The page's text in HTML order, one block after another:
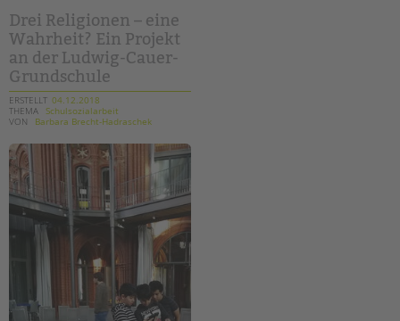
Hinweisgebersystem
Intranet
kinderschutz“
Drei Religionen – eine
Wahrheit? Ein Projekt
an der Ludwig-Cauer-
Grundschule
ERSTELLT 04.12.2018
THEMA Schulsozialarbeit
VON
Barbara Brecht-Hadraschek